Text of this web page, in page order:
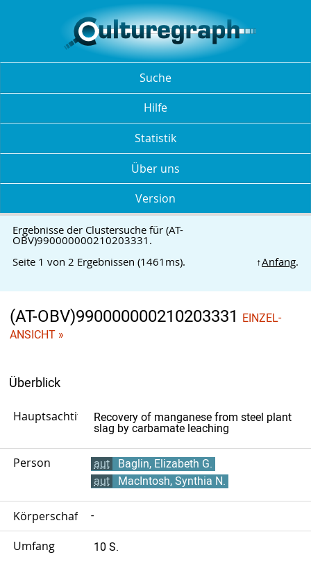
Suche
Hilfe
Statistik
Über uns
Version
Ergebnisse der Clustersuche für (AT-
OBV)990000000210203331.
Seite 1 von 2 Ergebnissen (1461ms).
↑Anfang.
(AT-OBV)990000000210203331 EINZEL-
ANSICHT »
Überblick
Hauptsachtitel
Recovery of manganese from steel plant
slag by carbamate leaching
Person aut
Baglin, Elizabeth G.
aut
MacIntosh, Synthia N.
Körperschaft -
Umfang 10 S.